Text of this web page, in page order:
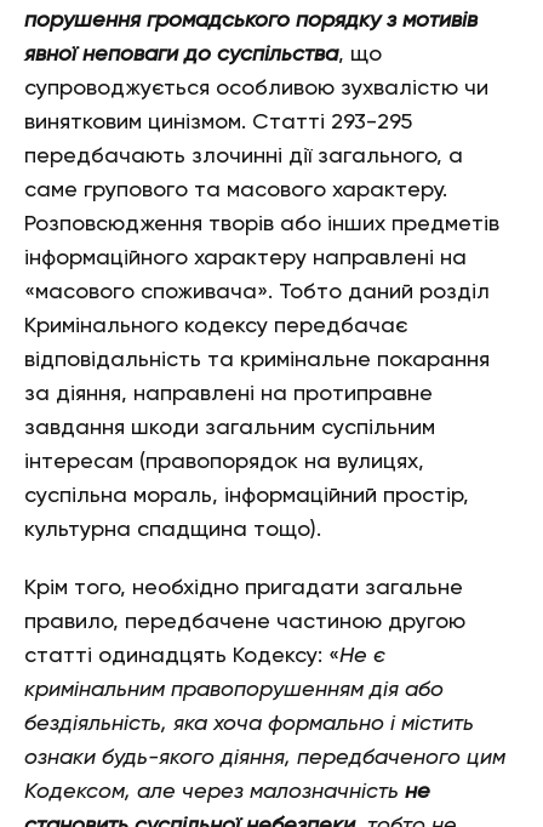
порушення громадського порядку з мотивів
явної неповаги до суспільства, що
супроводжується особливою зухвалістю чи
винятковим цинізмом. Статті 293-295
передбачають злочинні дії загального, а
саме групового та масового характеру.
Розповсюдження творів або інших предметів
інформаційного характеру направлені на
«масового споживача». Тобто даний розділ
Кримінального кодексу передбачає
відповідальність та кримінальне покарання
за діяння, направлені на протиправне
завдання шкоди загальним суспільним
інтересам (правопорядок на вулицях,
суспільна мораль, інформаційний простір,
культурна спадщина тощо).
Крім того, необхідно пригадати загальне
правило, передбачене частиною другою
статті одинадцять Кодексу: «Не є
кримінальним правопорушенням дія або
бездіяльність, яка хоча формально і містить
ознаки будь-якого діяння, передбаченого цим
Кодексом, але через малозначність не